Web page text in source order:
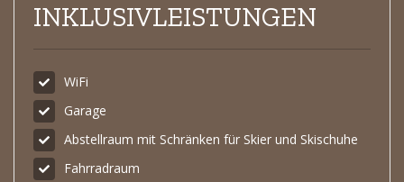
INKLUSIVLEISTUNGEN
WiFi
Garage
Abstellraum mit Schränken für Skier und Skischuhe
Fahrradraum